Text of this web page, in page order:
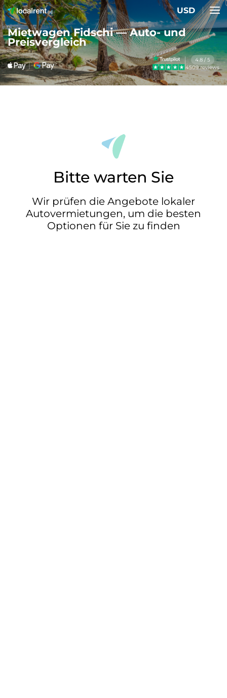
USD
Mietwagen Fidschi — Auto- und
Preisvergleich
4.8 / 5
4509 reviews
Bitte warten Sie
Wir prüfen die Angebote lokaler
Autovermietungen, um die besten
Optionen für Sie zu finden